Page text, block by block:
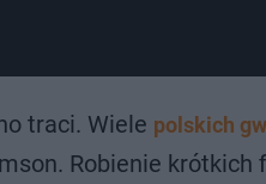
traci. Wiele polskich
Robienie